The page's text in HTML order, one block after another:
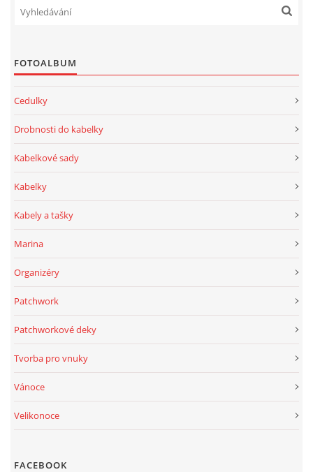
FOTOALBUM
Cedulky
Drobnosti do kabelky
Kabelkové sady
Kabelky
Kabely a tašky
Marina
Organizéry
Patchwork
Patchworkové deky
Tvorba pro vnuky
Vánoce
Velikonoce
FACEBOOK